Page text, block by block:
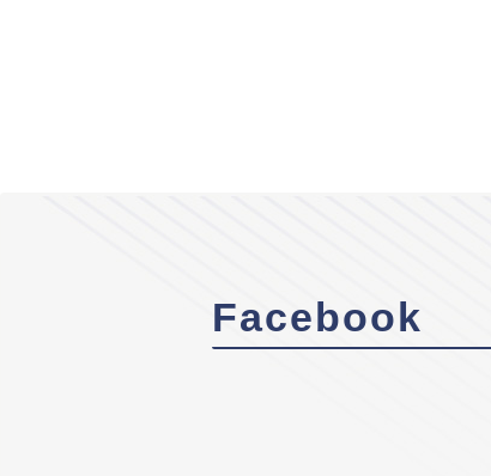
Facebook